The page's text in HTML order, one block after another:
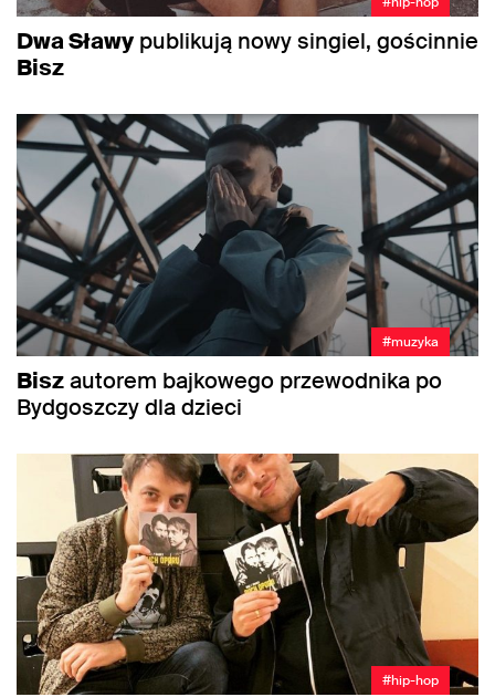
Dwa Sławy publikują nowy singiel, gościnnie
Bisz
#muzyka
Biszautorem bajkowego przewodnika po
Bydgoszczy dla dzieci
#hip-hop